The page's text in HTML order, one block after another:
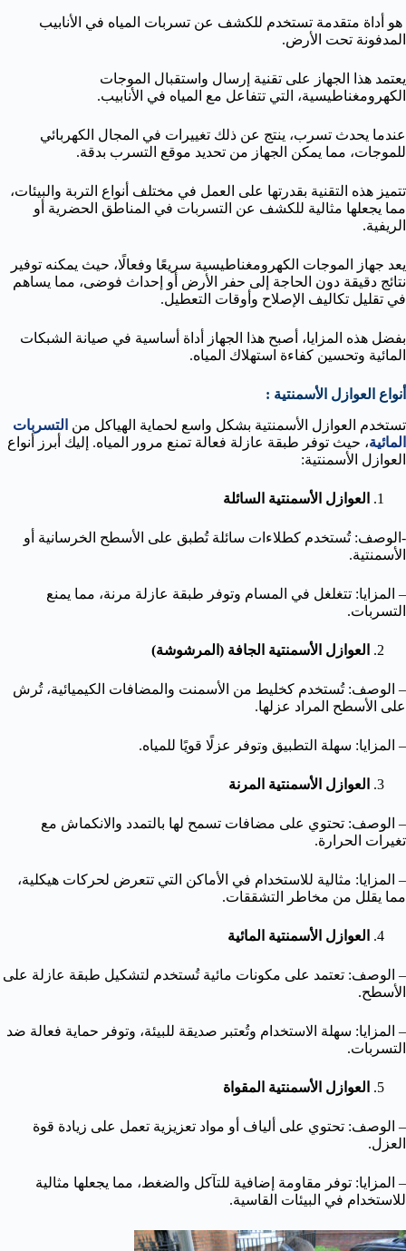
هو أداة متقدمة تستخدم للكشف عن تسربات المياه في الأنابيب
المدفونة تحت الأرض.
يعتمد هذا الجهاز على تقنية إرسال واستقبال الموجات
الكهرومغناطيسية، التي تتفاعل مع المياه في الأنابيب.
عندما يحدث تسرب، ينتج عن ذلك تغييرات في المجال الكهربائي
للموجات، مما يمكن الجهاز من تحديد موقع التسرب بدقة.
تتميز هذه التقنية بقدرتها على العمل في مختلف أنواع التربة والبيئات،
مما يجعلها مثالية للكشف عن التسربات في المناطق الحضرية أو
الريفية.
يعد جهاز الموجات الكهرومغناطيسية سريعًا وفعالًا، حيث يمكنه توفير
نتائج دقيقة دون الحاجة إلى حفر الأرض أو إحداث فوضى، مما يساهم
في تقليل تكاليف الإصلاح وأوقات التعطيل.
بفضل هذه المزايا، أصبح هذا الجهاز أداة أساسية في صيانة الشبكات
المائية وتحسين كفاءة استهلاك المياه.
أنواع العوازل الأسمنتية :
تستخدم العوازل الأسمنتية بشكل واسع لحماية الهياكل من التسربات
المائية، حيث توفر طبقة عازلة فعالة تمنع مرور المياه. إليك أبرز أنواع
العوازل الأسمنتية:
العوازل الأسمنتية السائلة
-الوصف: تُستخدم كطلاءات سائلة تُطبق على الأسطح الخرسانية أو
الأسمنتية.
– المزايا: تتغلغل في المسام وتوفر طبقة عازلة مرنة، مما يمنع
التسربات.
العوازل الأسمنتية الجافة (المرشوشة)
– الوصف: تُستخدم كخليط من الأسمنت والمضافات الكيميائية، تُرش
على الأسطح المراد عزلها.
– المزايا: سهلة التطبيق وتوفر عزلًا قويًا للمياه.
العوازل الأسمنتية المرنة
– الوصف: تحتوي على مضافات تسمح لها بالتمدد والانكماش مع
تغيرات الحرارة.
– المزايا: مثالية للاستخدام في الأماكن التي تتعرض لحركات هيكلية،
مما يقلل من مخاطر التشققات.
العوازل الأسمنتية المائية
– الوصف: تعتمد على مكونات مائية تُستخدم لتشكيل طبقة عازلة على
الأسطح.
– المزايا: سهلة الاستخدام وتُعتبر صديقة للبيئة، وتوفر حماية فعالة ضد
التسربات.
العوازل الأسمنتية المقواة
– الوصف: تحتوي على ألياف أو مواد تعزيزية تعمل على زيادة قوة
العزل.
– المزايا: توفر مقاومة إضافية للتآكل والضغط، مما يجعلها مثالية
للاستخدام في البيئات القاسية.